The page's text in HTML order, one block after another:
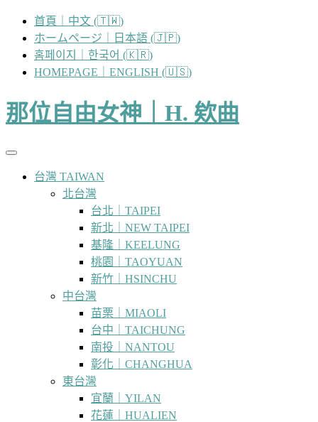
容
首頁｜中文 (🇹🇼)
ホームページ｜日本語 (🇯🇵)
홈페이지｜한국어 (🇰🇷)
HOMEPAGE｜ENGLISH (🇺🇸)
那位自由女神｜H. 欸曲
台灣 TAIWAN
北台灣
台北｜TAIPEI
新北｜NEW TAIPEI
基隆｜KEELUNG
桃園｜TAOYUAN
新竹｜HSINCHU
中台灣
苗栗｜MIAOLI
台中｜TAICHUNG
南投｜NANTOU
彰化｜CHANGHUA
東台灣
宜蘭｜YILAN
花蓮｜HUALIEN